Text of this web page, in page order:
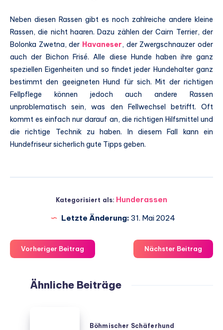
Neben diesen Rassen gibt es noch zahlreiche andere kleine
Rassen, die nicht haaren. Dazu zählen der Cairn Terrier, der
Bolonka Zwetna, der Havaneser, der Zwergschnauzer oder
auch der Bichon Frisé. Alle diese Hunde haben ihre ganz
speziellen Eigenheiten und so findet jeder Hundehalter ganz
bestimmt den geeigneten Hund für sich. Mit der richtigen
Fellpflege können jedoch auch andere Rassen
unproblematisch sein, was den Fellwechsel betrifft. Oft
kommt es einfach nur darauf an, die richtigen Hilfsmittel und
die richtige Technik zu haben. In diesem Fall kann ein
Hundefriseur sicherlich gute Tipps geben.
Kategorisiert als: Hunderassen
Letzte Änderung: 31. Mai 2024
Vorheriger Beitrag Nächster Beitrag
Ähnliche Beiträge
Böhmischer Schäferhund